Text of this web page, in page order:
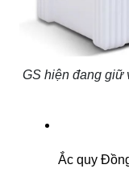
GS hiện đang giữ
Ắc quy